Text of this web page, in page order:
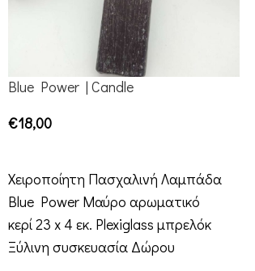
Blue Power | Candle
€18,00
Χειροποίητη Πασχαλινή Λαμπάδα
Blue Power Μαύρο αρωματικό
κερί 23 x 4 εκ. Plexiglass μπρελόκ
Ξύλινη συσκευασία Δώρου